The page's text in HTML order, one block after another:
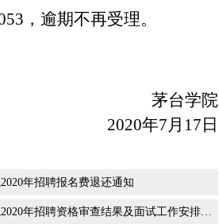
，逾期不再受理。
茅台学院
2020年7月17日
年招聘报名费退还通知
茅台学院2020年招聘资格审查结果及面试工作安排补充公告